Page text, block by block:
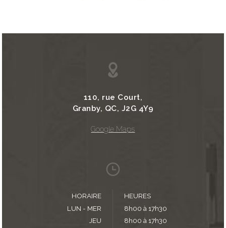
110, rue Court,
Granby, QC, J2G 4Y9
Google Maps
HORAIRE
HEURES
LUN - MER
8h00 à 17h30
JEU
8h00 à 17h30